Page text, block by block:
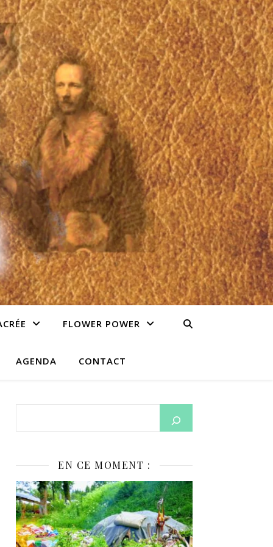
FLOWER POWER
AGENDA CONTACT
EN CE MOMENT :